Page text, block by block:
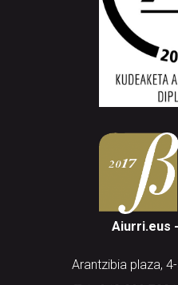
Aiurri.eus
Arantzibia plaza,